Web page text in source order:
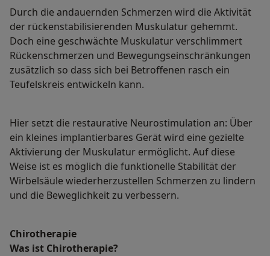
Durch die andauernden Schmerzen wird die Aktivität
der rückenstabilisierenden Muskulatur gehemmt.
Doch eine geschwächte Muskulatur verschlimmert
Rückenschmerzen und Bewegungseinschränkungen
zusätzlich so dass sich bei Betroffenen rasch ein
Teufelskreis entwickeln kann.
Hier setzt die restaurative Neurostimulation an: Über
ein kleines implantierbares Gerät wird eine gezielte
Aktivierung der Muskulatur ermöglicht. Auf diese
Weise ist es möglich die funktionelle Stabilität der
Wirbelsäule wiederherzustellen Schmerzen zu lindern
und die Beweglichkeit zu verbessern.
Chirotherapie
Was ist Chirotherapie?